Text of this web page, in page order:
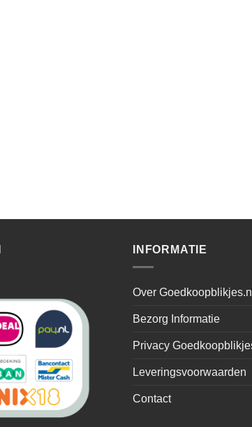
INFORMATIE
Over Goedkoopblikjes.nl
Bezorg Informatie
Privacy
Leveringsvoorwaarden
Contact